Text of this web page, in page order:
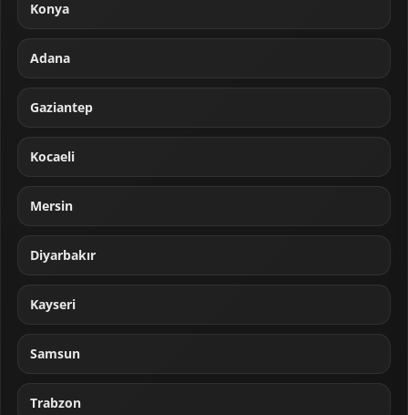
Konya
Adana
Gaziantep
Kocaeli
Mersin
Diyarbakır
Kayseri
Samsun
Trabzon